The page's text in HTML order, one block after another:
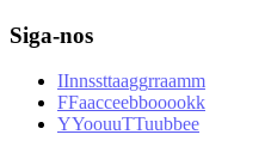
Siga-nos
IInnssttaaggrraamm
FFaacceebbooookk
YYoouuTTuubbee